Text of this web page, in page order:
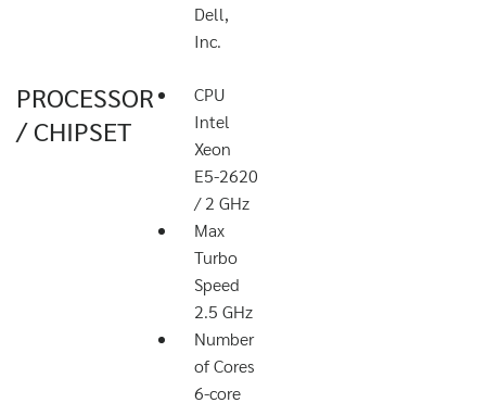
Dell,
Inc.
PROCESSOR
/ CHIPSET
CPU
Intel
Xeon
E5-2620
/ 2 GHz
Max
Turbo
Speed
2.5 GHz
Number
of Cores
6-core